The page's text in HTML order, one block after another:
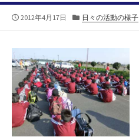
公
2012年4月17日
カ
リ
ー
日々の活動の様子